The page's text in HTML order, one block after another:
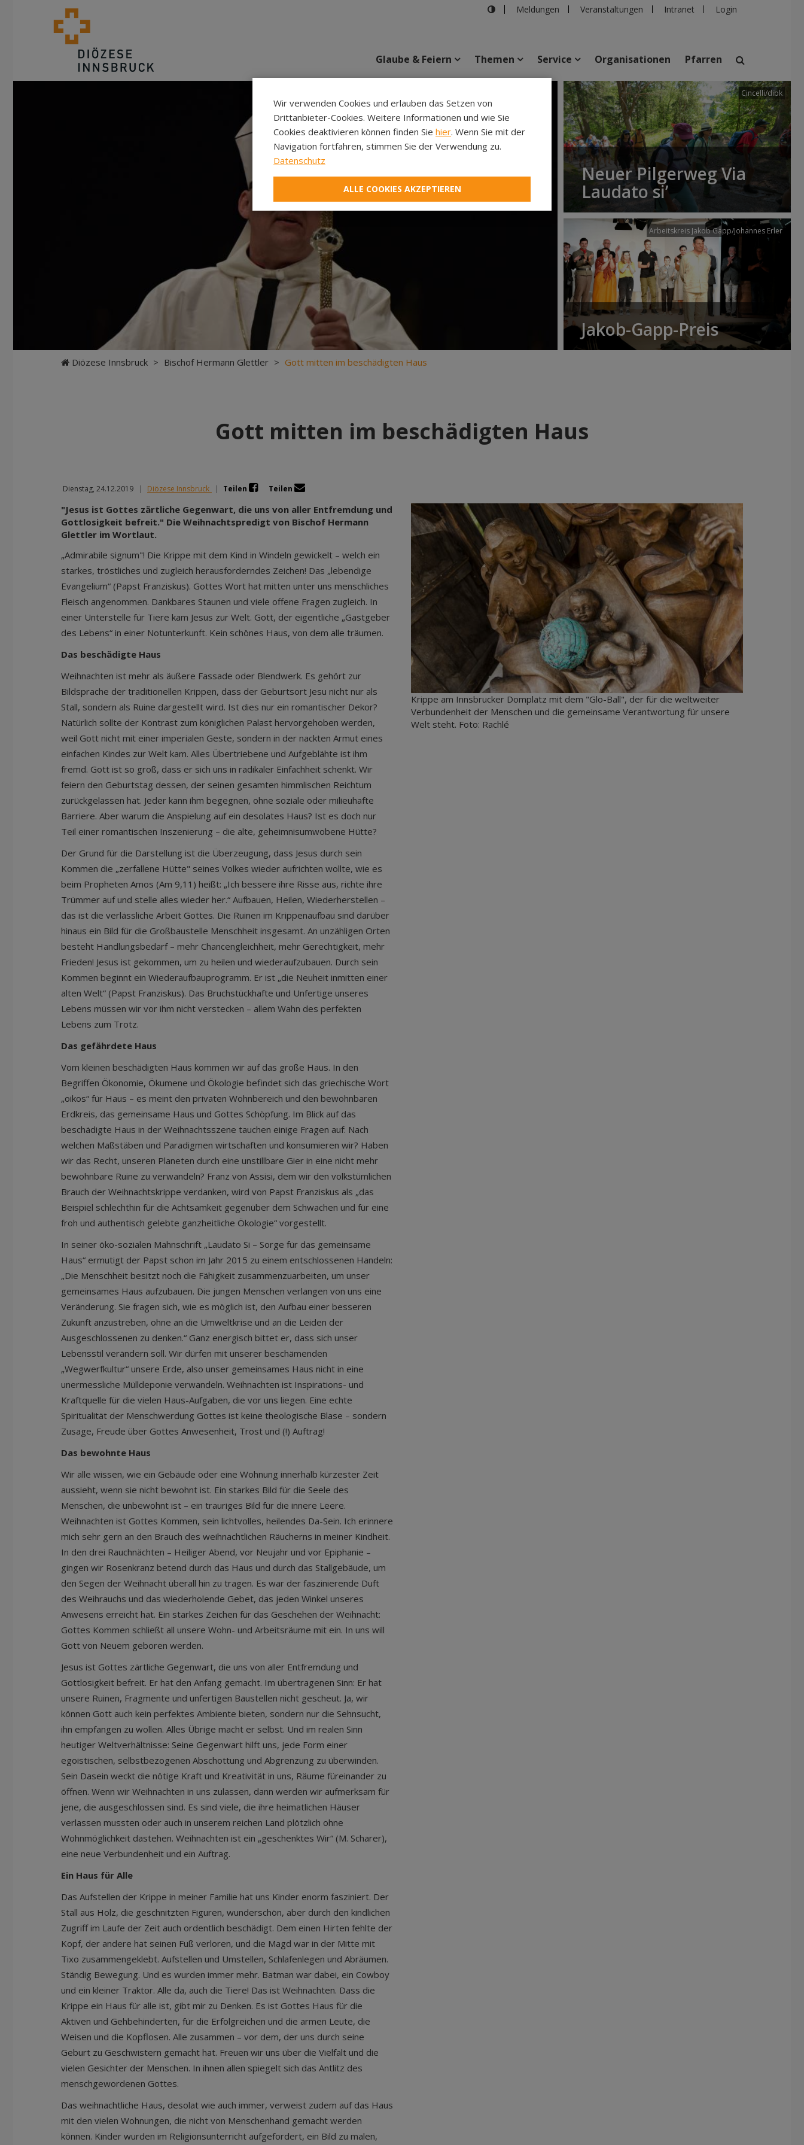
Meldungen Veranstaltungen Intranet Login
suchen
Veranstaltungen Personen Pfarren Einrichtungen
Glaube & Feiern Themen Service Organisationen Pfarren
Cincelli/dibk
Neuer Pilgerweg Via
Laudato si’
Arbeitskreis Jakob Gapp/Johannes Erler
Jakob-Gapp-Preis
Diözese Innsbruck > Bischof Hermann Glettler > Gott mitten im beschädigten Haus
Gott mitten im beschädigten Haus
Dienstag, 24.12.2019 | Diözese Innsbruck | Teilen Teilen
"Jesus ist Gottes zärtliche Gegenwart, die uns von aller Entfremdung und
Gottlosigkeit befreit." Die Weihnachtspredigt von Bischof Hermann
Glettler im Wortlaut.
„Admirabile signum"! Die Krippe mit dem Kind in Windeln gewickelt – welch ein
starkes, tröstliches und zugleich herausforderndes Zeichen! Das „lebendige
Evangelium“ (Papst Franziskus). Gottes Wort hat mitten unter uns menschliches
Fleisch angenommen. Dankbares Staunen und viele offene Fragen zugleich. In
einer Unterstelle für Tiere kam Jesus zur Welt. Gott, der eigentliche „Gastgeber
des Lebens“ in einer Notunterkunft. Kein schönes Haus, von dem alle träumen.
Das beschädigte Haus
Weihnachten ist mehr als äußere Fassade oder Blendwerk. Es gehört zur
Bildsprache der traditionellen Krippen, dass der Geburtsort Jesu nicht nur als
Stall, sondern als Ruine dargestellt wird. Ist dies nur ein romantischer Dekor?
Natürlich sollte der Kontrast zum königlichen Palast hervorgehoben werden,
weil Gott nicht mit einer imperialen Geste, sondern in der nackten Armut eines
einfachen Kindes zur Welt kam. Alles Übertriebene und Aufgeblähte ist ihm
fremd. Gott ist so groß, dass er sich uns in radikaler Einfachheit schenkt. Wir
feiern den Geburtstag dessen, der seinen gesamten himmlischen Reichtum
zurückgelassen hat. Jeder kann ihm begegnen, ohne soziale oder milieuhafte
Barriere. Aber warum die Anspielung auf ein desolates Haus? Ist es doch nur
Teil einer romantischen Inszenierung – die alte, geheimnisumwobene Hütte?
Der Grund für die Darstellung ist die Überzeugung, dass Jesus durch sein
Kommen die „zerfallene Hütte" seines Volkes wieder aufrichten wollte, wie es
beim Propheten Amos (Am 9,11) heißt: „Ich bessere ihre Risse aus, richte ihre
Trümmer auf und stelle alles wieder her.“ Aufbauen, Heilen, Wiederherstellen –
das ist die verlässliche Arbeit Gottes. Die Ruinen im Krippenaufbau sind darüber
hinaus ein Bild für die Großbaustelle Menschheit insgesamt. An unzähligen Orten
besteht Handlungsbedarf – mehr Chancengleichheit, mehr Gerechtigkeit, mehr
Frieden! Jesus ist gekommen, um zu heilen und wiederaufzubauen. Durch sein
Kommen beginnt ein Wiederaufbauprogramm. Er ist „die Neuheit inmitten einer
alten Welt“ (Papst Franziskus). Das Bruchstückhafte und Unfertige unseres
Lebens müssen wir vor ihm nicht verstecken – allem Wahn des perfekten
Lebens zum Trotz.
Das gefährdete Haus
Vom kleinen beschädigten Haus kommen wir auf das große Haus. In den
Begriffen Ökonomie, Ökumene und Ökologie befindet sich das griechische Wort
„oikos“ für Haus – es meint den privaten Wohnbereich und den bewohnbaren
Erdkreis, das gemeinsame Haus und Gottes Schöpfung. Im Blick auf das
beschädigte Haus in der Weihnachtsszene tauchen einige Fragen auf: Nach
welchen Maßstäben und Paradigmen wirtschaften und konsumieren wir? Haben
wir das Recht, unseren Planeten durch eine unstillbare Gier in eine nicht mehr
bewohnbare Ruine zu verwandeln? Franz von Assisi, dem wir den volkstümlichen
Brauch der Weihnachtskrippe verdanken, wird von Papst Franziskus als „das
Beispiel schlechthin für die Achtsamkeit gegenüber dem Schwachen und für eine
froh und authentisch gelebte ganzheitliche Ökologie“ vorgestellt.
In seiner öko-sozialen Mahnschrift „Laudato Si – Sorge für das gemeinsame
Haus“ ermutigt der Papst schon im Jahr 2015 zu einem entschlossenen Handeln:
„Die Menschheit besitzt noch die Fähigkeit zusammenzuarbeiten, um unser
gemeinsames Haus aufzubauen. Die jungen Menschen verlangen von uns eine
Veränderung. Sie fragen sich, wie es möglich ist, den Aufbau einer besseren
Zukunft anzustreben, ohne an die Umweltkrise und an die Leiden der
Ausgeschlossenen zu denken.“ Ganz energisch bittet er, dass sich unser
Lebensstil verändern soll. Wir dürfen mit unserer beschämenden
„Wegwerfkultur“ unsere Erde, also unser gemeinsames Haus nicht in eine
unermessliche Mülldeponie verwandeln. Weihnachten ist Inspirations- und
Kraftquelle für die vielen Haus-Aufgaben, die vor uns liegen. Eine echte
Spiritualität der Menschwerdung Gottes ist keine theologische Blase – sondern
Zusage, Freude über Gottes Anwesenheit, Trost und (!) Auftrag!
Das bewohnte Haus
Wir alle wissen, wie ein Gebäude oder eine Wohnung innerhalb kürzester Zeit
aussieht, wenn sie nicht bewohnt ist. Ein starkes Bild für die Seele des
Menschen, die unbewohnt ist – ein trauriges Bild für die innere Leere.
Weihnachten ist Gottes Kommen, sein lichtvolles, heilendes Da-Sein. Ich erinnere
mich sehr gern an den Brauch des weihnachtlichen Räucherns in meiner Kindheit.
In den drei Rauchnächten – Heiliger Abend, vor Neujahr und vor Epiphanie –
gingen wir Rosenkranz betend durch das Haus und durch das Stallgebäude, um
den Segen der Weihnacht überall hin zu tragen. Es war der faszinierende Duft
des Weihrauchs und das wiederholende Gebet, das jeden Winkel unseres
Anwesens erreicht hat. Ein starkes Zeichen für das Geschehen der Weihnacht:
Gottes Kommen schließt all unsere Wohn- und Arbeitsräume mit ein. In uns will
Gott von Neuem geboren werden.
Jesus ist Gottes zärtliche Gegenwart, die uns von aller Entfremdung und
Gottlosigkeit befreit. Er hat den Anfang gemacht. Im übertragenen Sinn: Er hat
unsere Ruinen, Fragmente und unfertigen Baustellen nicht gescheut. Ja, wir
können Gott auch kein perfektes Ambiente bieten, sondern nur die Sehnsucht,
ihn empfangen zu wollen. Alles Übrige macht er selbst. Und im realen Sinn
heutiger Weltverhältnisse: Seine Gegenwart hilft uns, jede Form einer
egoistischen, selbstbezogenen Abschottung und Abgrenzung zu überwinden.
Sein Dasein weckt die nötige Kraft und Kreativität in uns, Räume füreinander zu
öffnen. Wenn wir Weihnachten in uns zulassen, dann werden wir aufmerksam für
jene, die ausgeschlossen sind. Es sind viele, die ihre heimatlichen Häuser
verlassen mussten oder auch in unserem reichen Land plötzlich ohne
Wohnmöglichkeit dastehen. Weihnachten ist ein „geschenktes Wir“ (M. Scharer),
eine neue Verbundenheit und ein Auftrag.
Ein Haus für Alle
Das Aufstellen der Krippe in meiner Familie hat uns Kinder enorm fasziniert. Der
Stall aus Holz, die geschnitzten Figuren, wunderschön, aber durch den kindlichen
Zugriff im Laufe der Zeit auch ordentlich beschädigt. Dem einen Hirten fehlte der
Kopf, der andere hat seinen Fuß verloren, und die Magd war in der Mitte mit
Tixo zusammengeklebt. Aufstellen und Umstellen, Schlafenlegen und Abräumen.
Ständig Bewegung. Und es wurden immer mehr. Batman war dabei, ein Cowboy
und ein kleiner Traktor. Alle da, auch die Tiere! Das ist Weihnachten. Dass die
Krippe ein Haus für alle ist, gibt mir zu Denken. Es ist Gottes Haus für die
Aktiven und Gehbehinderten, für die Erfolgreichen und die armen Leute, die
Weisen und die Kopflosen. Alle zusammen – vor dem, der uns durch seine
Geburt zu Geschwistern gemacht hat. Freuen wir uns über die Vielfalt und die
vielen Gesichter der Menschen. In ihnen allen spiegelt sich das Antlitz des
menschgewordenen Gottes.
Das weihnachtliche Haus, desolat wie auch immer, verweist zudem auf das Haus
mit den vielen Wohnungen, die nicht von Menschenhand gemacht werden
können. Kinder wurden im Religionsunterricht aufgefordert, ein Bild zu malen,
Krippe am Innsbrucker Domplatz mit dem "Glo-Ball", der für die weltweiter
Verbundenheit der Menschen und die gemeinsame Verantwortung für unsere
Welt steht. Foto: Rachlé
Wir verwenden Cookies und erlauben das Setzen von
Drittanbieter-Cookies. Weitere Informationen und wie Sie
Cookies deaktivieren können finden Sie hier. Wenn Sie mit der
Navigation fortfahren, stimmen Sie der Verwendung zu.
Datenschutz
ALLE COOKIES AKZEPTIEREN